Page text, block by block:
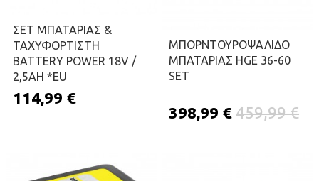
ΣΕΤ ΜΠΑΤΑΡΙΑΣ &
ΤΑΧΥΦΟΡΤΙΣΤΗ
BATTERY POWER 18V /
2,5AH *EU
114,99 €
ΠΡΟΣΘΉΚΗ ΣΤΟ ΚΑΛΆΘΙ
ΜΠΟΡΝΤΟΥΡΟΨΑΛΙΔΟ
ΜΠΑΤΑΡΙΑΣ HGE 36-60
SET
459,99 €
398,99 €